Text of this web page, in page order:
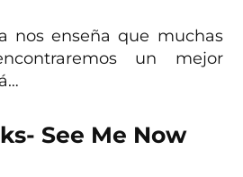
nos enseña que muchas
un mejor
See Me Now